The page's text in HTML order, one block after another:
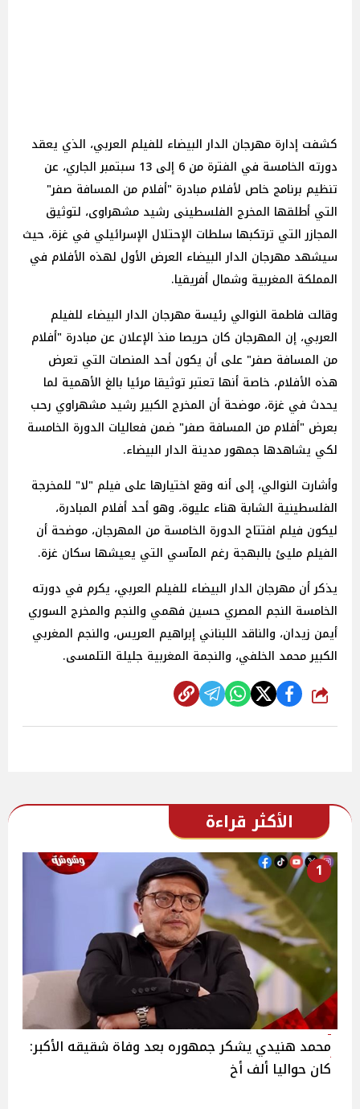
كشفت إدارة مهرجان الدار البيضاء للفيلم العربي، الذي يعقد
دورته الخامسة في الفترة من 6 إلى 13 سبتمبر الجاري، عن
تنظيم برنامج خاص لأفلام مبادرة "أفلام من المسافة صفر"
التي أطلقها المخرج الفلسطينى رشيد مشهراوى، لتوثيق
المجازر التي ترتكبها سلطات الإحتلال الإسرائيلي في غزة، حيث
سيشهد مهرجان الدار البيضاء العرض الأول لهذه الأفلام في
المملكة المغربية وشمال أفريقيا.
وقالت فاطمة النوالي رئيسة مهرجان الدار البيضاء للفيلم
العربي، إن المهرجان كان حريصا منذ الإعلان عن مبادرة "أفلام
من المسافة صفر" على أن يكون أحد المنصات التي تعرض
هذه الأفلام، خاصة أنها تعتبر توثيقا مرئيا بالغ الأهمية لما
يحدث في غزة، موضحة أن المخرج الكبير رشيد مشهراوي رحب
بعرض "أفلام من المسافة صفر" ضمن فعاليات الدورة الخامسة
لكي يشاهدها جمهور مدينة الدار البيضاء.
وأشارت النوالي، إلى أنه وقع اختيارها على فيلم "لا" للمخرجة
الفلسطينية الشابة هناء عليوة، وهو أحد أفلام المبادرة،
ليكون فيلم افتتاح الدورة الخامسة من المهرجان، موضحة أن
الفيلم مليئ بالبهجة رغم المآسي التي يعيشها سكان غزة.
يذكر أن مهرجان الدار البيضاء للفيلم العربي، يكرم في دورته
الخامسة النجم المصري حسين فهمي والنجم والمخرج السوري
أيمن زيدان، والناقد اللبناني إبراهيم العريس، والنجم المغربي
الكبير محمد الخلفي، والنجمة المغربية جليلة التلمسى.
شارك
الأكثر قراءة
1
محمد هنيدي يشكر جمهوره بعد وفاة شقيقه الأكبر:
كان حواليا ألف أخ